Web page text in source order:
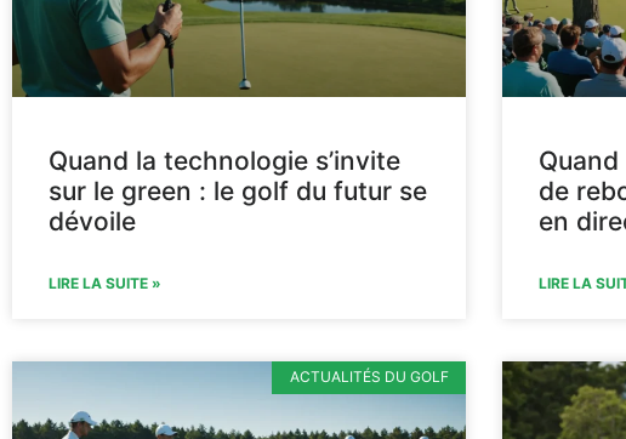
Quand la technologie s’invite
sur le green : le golf du futur se
dévoile
LIRE LA SUITE »
de
en
LIRE LA
ACTUALITÉS DU GOLF